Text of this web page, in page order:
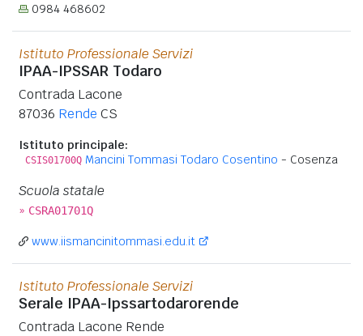
0984 468602
Istituto Professionale Servizi
IPAA-IPSSAR Todaro
Contrada Lacone
87036 Rende CS
Istituto principale:
CSIS01700Q Mancini Tommasi Todaro Cosentino - Cosenza
Scuola statale
» CSRA01701Q
www.iismancinitommasi.edu.it
Istituto Professionale Servizi
Serale IPAA-Ipssartodarorende
Contrada Lacone Rende